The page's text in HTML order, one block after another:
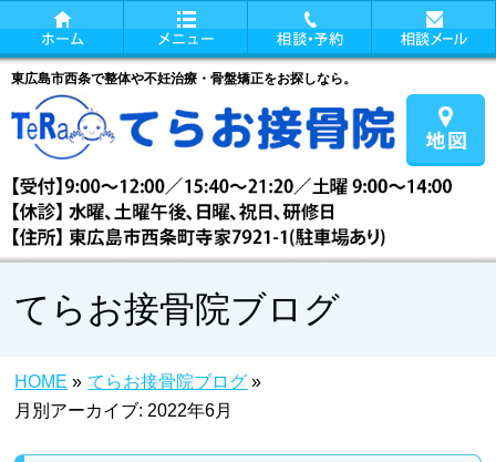
東広島市西条で整体や不妊治療・骨盤矯正をお探しなら。
てらお接骨院ブログ
HOME » てらお接骨院ブログ »
月別アーカイブ: 2022年6月